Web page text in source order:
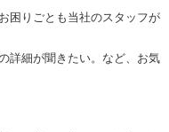
困りごとも当社のスタッフが
詳細が聞きたい。など、お気